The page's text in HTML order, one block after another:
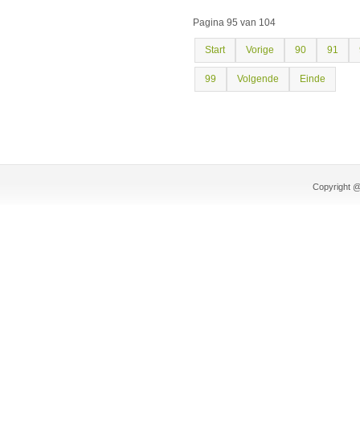
Pagina 95 van 104
Start Vorige 90 91
99 Volgende Einde
Copyright